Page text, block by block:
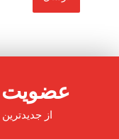
عضویت
از